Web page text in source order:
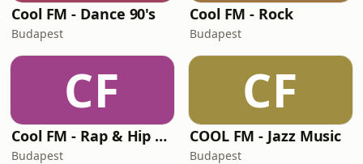
Cool FM - Dance 90's
Budapest
Cool FM - Rock
Budapest
CF
Cool FM - Rap & Hip Hop
Budapest
CF
COOL FM - Jazz Music
Budapest